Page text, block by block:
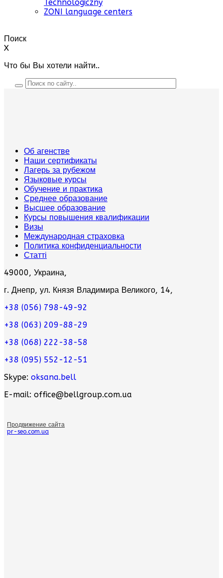
Technologiczny
ZONI language centers
Поиск
X
Что бы Вы хотели найти..
Об агенстве
Наши сертификаты
Лагерь за рубежом
Языковые курсы
Обучение и практика
Среднее образование
Высшее образование
Курсы повышения квалификации
Визы
Международная страховка
Политика конфиденциальности
Статті
49000, Украина,
г. Днепр, ул. Князя Владимира Великого, 14,
+38 (056) 798-49-92
+38 (063) 209-88-29
+38 (068) 222-38-58
+38 (095) 552-12-51
Skype: oksana.bell
E-mail: office@bellgroup.com.ua
Продвижение сайта
pr-seo.com.ua